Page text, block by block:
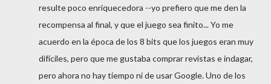
resulte poco enriquecedora --yo prefiero que me den la
recompensa al final, y que el juego sea finito... Yo me
acuerdo en la época de los 8 bits que los juegos eran muy
difíciles, pero que me gustaba comprar revistas e indagar,
pero ahora no hay tiempo ni de usar Google. Uno de los